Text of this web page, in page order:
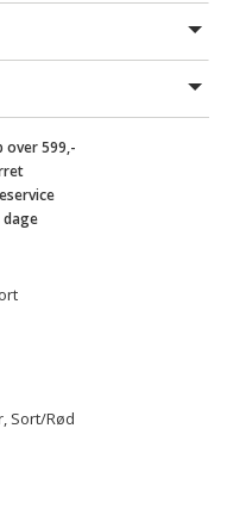
over 599,-
dage
Sort/Rød